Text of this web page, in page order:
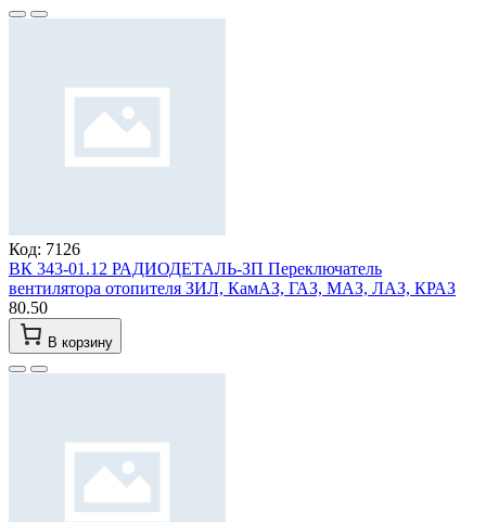
Код: 7126
ВК 343-01.12 РАДИОДЕТАЛЬ-ЗП Переключатель
вентилятора отопителя ЗИЛ, КамАЗ, ГАЗ, МАЗ, ЛАЗ, КРАЗ
80.50
В корзину